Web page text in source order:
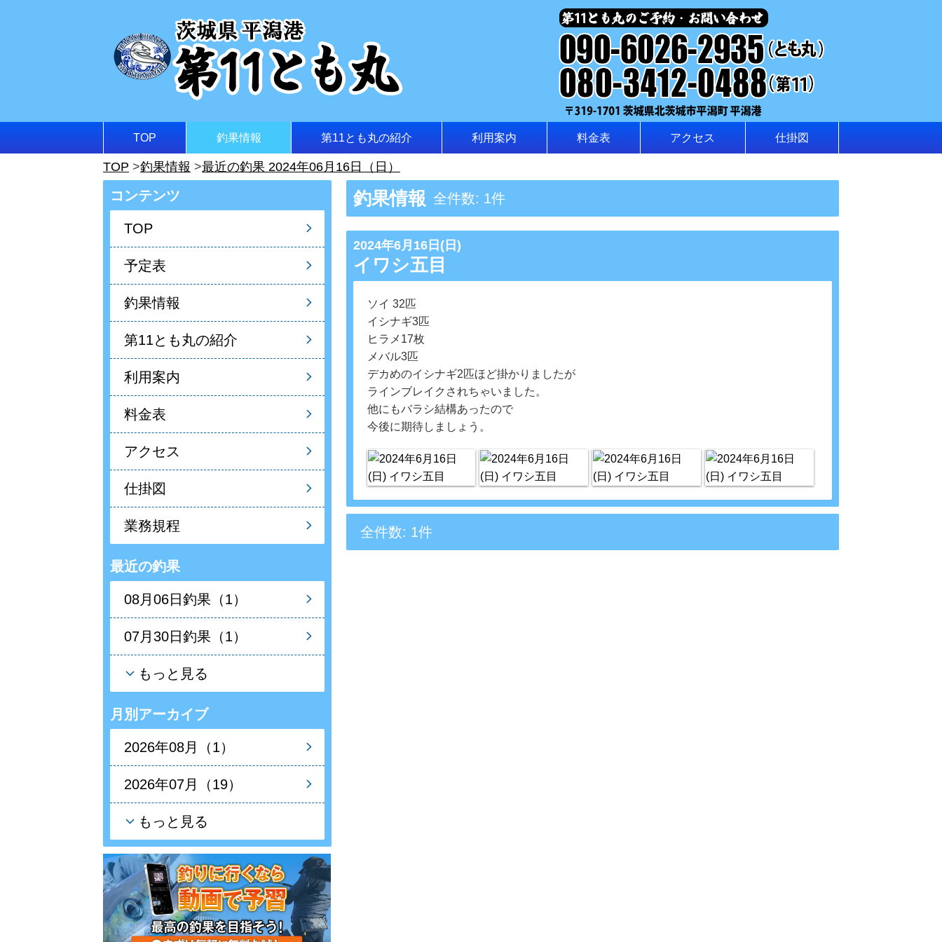
TOP 釣果情報 第11とも丸の紹介 利用案内 料金表 アクセス 仕掛図
TOP 釣果情報 最近の釣果 2024年06月16日（日）
釣果情報 全件数: 1件
2024年6月16日(日)
イワシ五目
ソイ 32匹
イシナギ3匹
ヒラメ17枚
メバル3匹
デカめのイシナギ2匹ほど掛かりましたが
ラインブレイクされちゃいました。
他にもバラシ結構あったので
今後に期待しましょう。
全件数: 1件
コンテンツ
TOP
予定表
釣果情報
第11とも丸の紹介
利用案内
料金表
アクセス
仕掛図
業務規程
最近の釣果
08月06日釣果（1）
07月30日釣果（1）
もっと見る
月別アーカイブ
2026年08月（1）
2026年07月（19）
もっと見る